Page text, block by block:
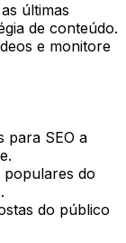
últimas
de conteúdo.
e monitore
para SEO a
populares do
do público